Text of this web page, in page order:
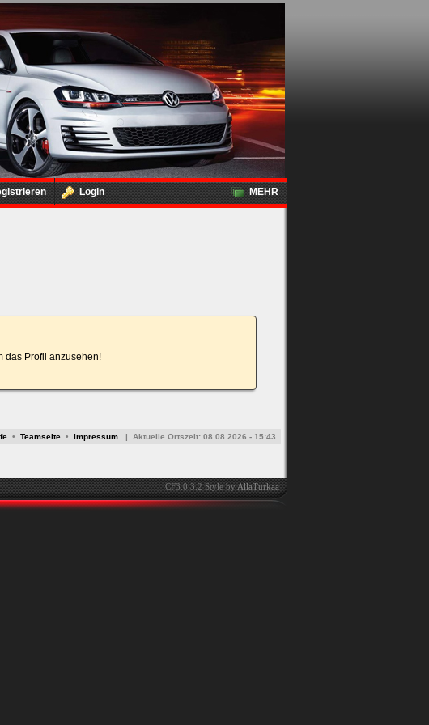
Login MEHR
das Profil anzusehen!
• Teamseite • Impressum | Aktuelle Ortszeit: 08.08.2026 - 15:43
CF3.0.3.2 Style byAllaTurkaa